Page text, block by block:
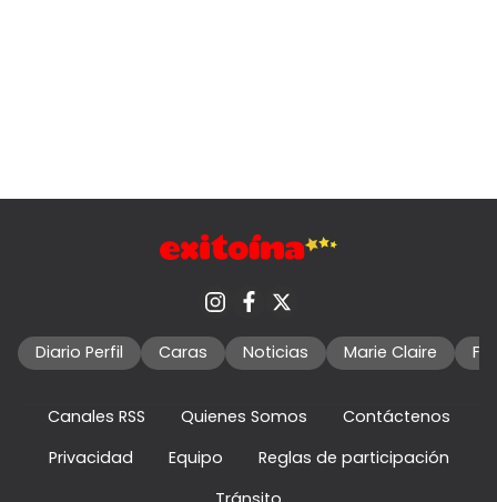
Diario Perfil Caras Noticias Marie Claire
Canales RSS Quienes Somos
Contáctenos
Privacidad
Equipo
Reglas de participación